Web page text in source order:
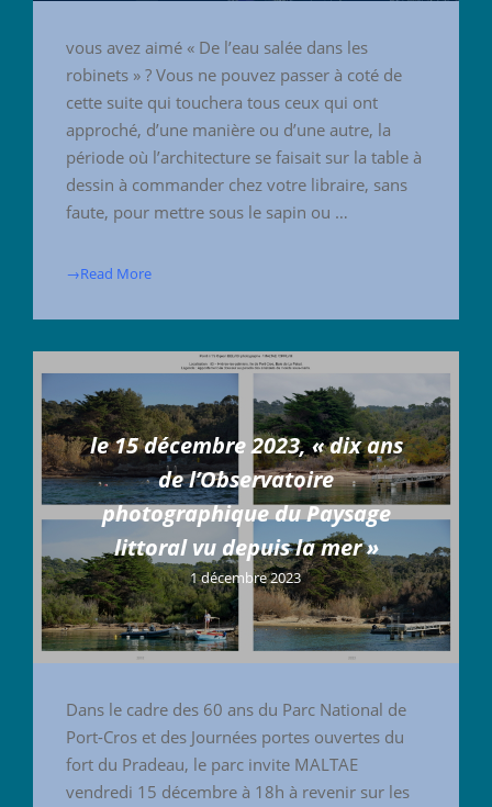
vous avez aimé « De l’eau salée dans les
robinets » ? Vous ne pouvez passer à coté de
cette suite qui touchera tous ceux qui ont
approché, d’une manière ou d’une autre, la
période où l’architecture se faisait sur la table à
dessin à commander chez votre libraire, sans
faute, pour mettre sous le sapin ou …
→Read More
le 15 décembre 2023, « dix ans
de l’Observatoire
photographique du Paysage
littoral vu depuis la mer »
1 décembre 2023
Dans le cadre des 60 ans du Parc National de
Port-Cros et des Journées portes ouvertes du
fort du Pradeau, le parc invite MALTAE
vendredi 15 décembre à 18h à revenir sur les